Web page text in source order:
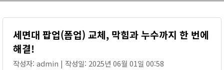
세면대 팝업(폽업) 교체, 막힘과 누수까지 한 번에
해결!
작성자: admin | 작성일: 2025년 06월 01일 00:58